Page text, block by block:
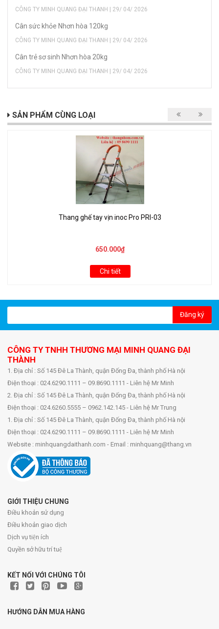
CÔNG TY MINH QUANG ĐẠI THANH | 29/ 04/ 2026
Cân sức khỏe Nhơn hòa 120kg
CÔNG TY MINH QUANG ĐẠI THANH | 29/ 04/ 2026
Cân trẻ sơ sinh Nhơn hòa 20kg
CÔNG TY MINH QUANG ĐẠI THANH | 29/ 04/ 2026
SẢN PHẨM CÙNG LOẠI
Thang ghế tay vịn inoc Pro PRI-03
650.000₫
Chi tiết
Đăng ký
CÔNG TY TNHH THƯƠNG MẠI MINH QUANG ĐẠI
THÀNH
1. Địa chỉ : Số 145 Đê La Thành, quận Đống Đa, thành phố Hà nội
Điện thoại : 024.6290.1111 – 09.8690.1111 - Liên hệ Mr Minh
2. Địa chỉ : Số 145 Đê La Thành, quận Đống Đa, thành phố Hà nội
Điện thoại : 024.6260.5555 – 0962.142.145 - Liên hệ Mr Trung
1. Địa chỉ : Số 145 Đê La Thành, quận Đống Đa, thành phố Hà nội
Điện thoại : 024.6290.1111 – 09.8690.1111 - Liên hệ Mr Minh
Website : minhquangdaithanh.com - Email : minhquang@thang.vn
GIỚI THIỆU CHUNG
Điều khoản sử dụng
Điều khoản giao dịch
Dịch vụ tiện ích
Quyền sở hữu trí tuệ
KẾT NỐI VỚI CHÚNG TÔI
HƯỚNG DẪN MUA HÀNG